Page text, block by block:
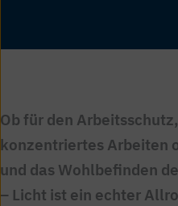
Ob für den
konzentriertes Arbeiten
und das Wohlbefinden
– Licht ist ein echter